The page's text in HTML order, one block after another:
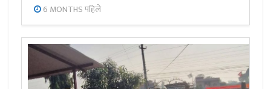
6 MONTHS पहिले